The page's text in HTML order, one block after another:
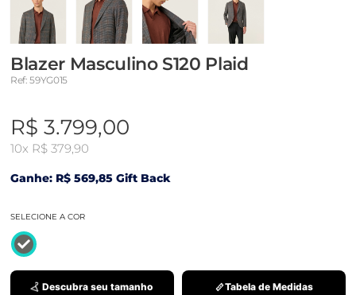
Blazer Masculino S120 Plaid
Ref: 59YG015
R$ 3.799,00
10x R$ 379,90
Ganhe: R$ 569,85 Gift Back
SELECIONE A COR
Descubra seu tamanho Tabela de Medidas